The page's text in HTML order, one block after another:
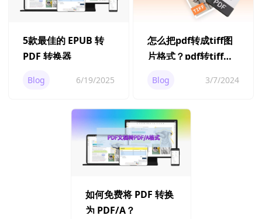
5款最佳的 EPUB 转
PDF 转换器
Blog 6/19/2025
怎么把pdf转成tiff图
片格式？pdf转tiff步
Blog 3/7/2024
如何免费将 PDF 转换
为 PDF/A？